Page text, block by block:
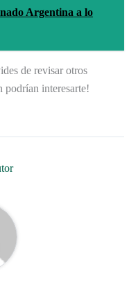
Argentina a lo
de revisar otros
podrían interesarte!